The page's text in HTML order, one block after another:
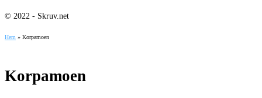
© 2022 - Skruv.net
Hem » Korpamoen
Korpamoen